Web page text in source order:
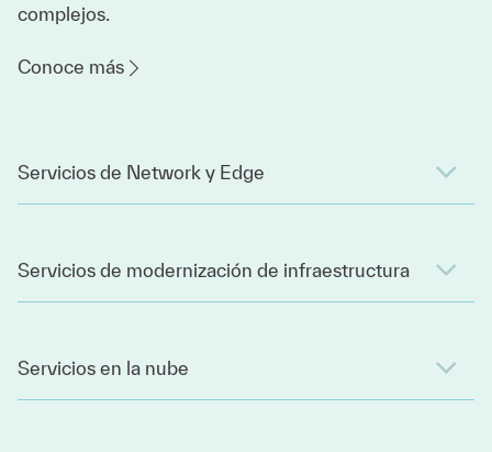
complejos.
Conoce más
Servicios de Network y Edge
Servicios de modernización de infraestructura
Servicios en la nube